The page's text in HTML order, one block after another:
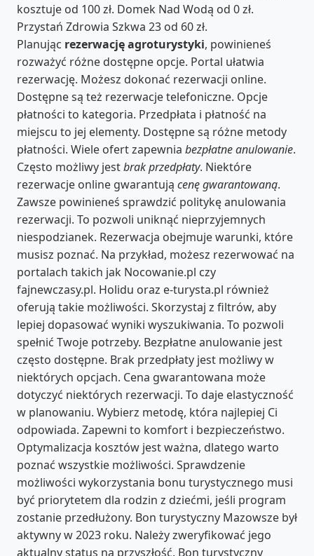
kosztuje od 100 zł. Domek Nad Wodą od 0 zł.
Przystań Zdrowia Szkwa 23 od 60 zł.
Planując rezerwację agroturystyki, powinieneś
rozważyć różne dostępne opcje. Portal ułatwia
rezerwację. Możesz dokonać rezerwacji online.
Dostępne są też rezerwacje telefoniczne. Opcje
płatności to kategoria. Przedpłata i płatność na
miejscu to jej elementy. Dostępne są różne metody
płatności. Wiele ofert zapewnia bezpłatne anulowanie.
Często możliwy jestbrak przedpłaty. Niektóre
rezerwacje online gwarantują cenę gwarantowaną.
Zawsze powinieneś sprawdzić politykę anulowania
rezerwacji. To pozwoli uniknąć nieprzyjemnych
niespodzianek. Rezerwacja obejmuje warunki, które
musisz poznać. Na przykład, możesz rezerwować na
portalach takich jak Nocowanie.pl czy
fajnewczasy.pl. Holidu oraz e-turysta.pl również
oferują takie możliwości. Skorzystaj z filtrów, aby
lepiej dopasować wyniki wyszukiwania. To pozwoli
spełnić Twoje potrzeby. Bezpłatne anulowanie jest
często dostępne. Brak przedpłaty jest możliwy w
niektórych opcjach. Cena gwarantowana może
dotyczyć niektórych rezerwacji. To daje elastyczność
w planowaniu. Wybierz metodę, która najlepiej Ci
odpowiada. Zapewni to komfort i bezpieczeństwo.
Optymalizacja kosztów jest ważna, dlatego warto
poznać wszystkie możliwości. Sprawdzenie
możliwości wykorzystania bonu turystycznego musi
być priorytetem dla rodzin z dziećmi, jeśli program
zostanie przedłużony. Bon turystyczny Mazowsze był
aktywny w 2023 roku. Należy zweryfikować jego
aktualny status na przyszłość. Bon turystyczny